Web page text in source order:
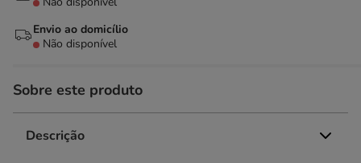
Envio ao domicílio
Não disponível
Sobre este produto
Descrição